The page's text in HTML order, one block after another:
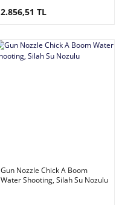
2.856,51 TL
Gun Nozzle Chick A Boom
Water Shooting, Silah Su Nozulu